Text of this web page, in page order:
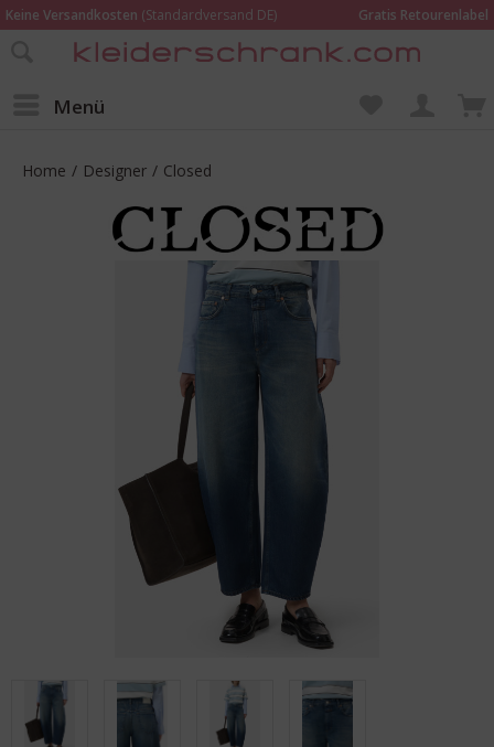
Keine Versandkosten (Standardversand DE)
Gratis Retourenlabel
Online bestellen – im Geschäft in Kempen anprobieren und beraten lassen
Menü
Home / Designer / Closed